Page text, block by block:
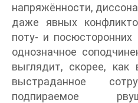
напряжённости,
даже явных
поту- и
однозначное
выглядит, скорее,
выстраданное
подпираемое